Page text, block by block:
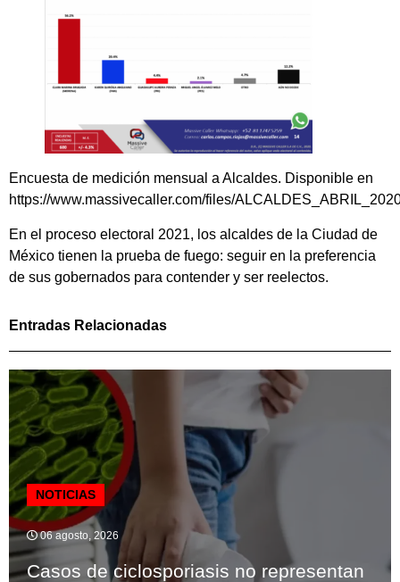
Encuesta de medición mensual a Alcaldes. Disponible en
https://www.massivecaller.com/files/
En el proceso electoral 2021, los alcaldes de la Ciudad de
México tienen la prueba de fuego: seguir en la preferencia
de sus gobernados para contender y ser reelectos.
Entradas Relacionadas
NOTICIAS
06 agosto, 2026
Casos de ciclosporiasis no representan